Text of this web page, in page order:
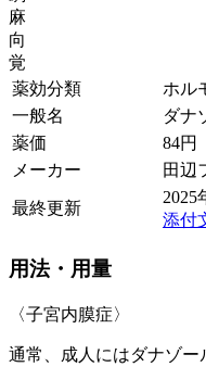
麻
向
覚
薬効分類
ホル
一般名
ダナ
薬価
84円
メーカー
田辺
最終更新
2025
添付
用法・用量
〈子宮内膜症〉
通常、成人にはダナゾ